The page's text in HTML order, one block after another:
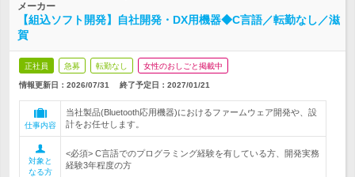
メーカー
【組込ソフト開発】自社開発・DX用機器◆C言語／転勤なし／滋
賀
正社員 急募 転勤なし 女性のおしごと掲載中
情報更新日：2026/07/31 終了予定日： 2027/01/21
仕事内容
当社製品(Bluetooth応用機器)におけるファームウェア開発や、設
計をお任せします。
対象と
なる方
<必須> C言語でのプログラミング経験を有している方、開発実務
経験3年程度の方